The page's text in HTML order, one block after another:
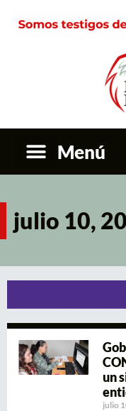
Menú
julio 10,
un
julio